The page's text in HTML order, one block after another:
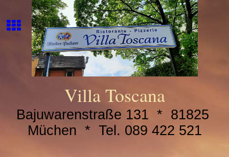
Villa Toscana
Bajuwarenstraße 131 * 81825
Müchen * Tel. 089 422 521